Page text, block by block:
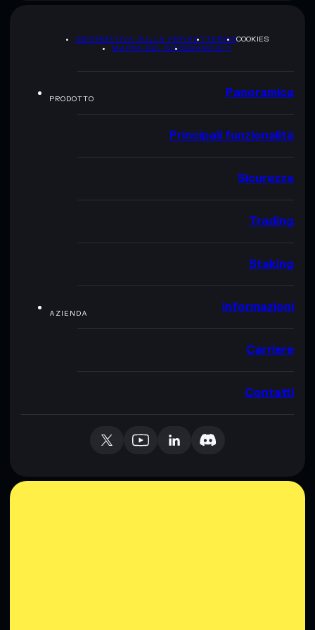
INFORMATIVA SULLA PRIVACYTERMSCOOKIES
MAPPA DEL SITOBRAND KIT
PRODOTTO Panoramica
Principali funzionalità
Sicurezza
Trading
Staking
AZIENDA Informazioni
Carriere
Contatti